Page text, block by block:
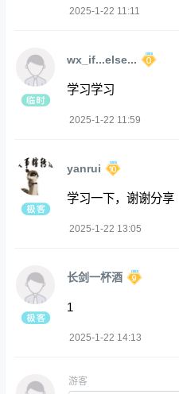
2025-1-22 11:11
wx_if...else...
学习学习
2025-1-22 11:59
yanrui
学习一下，谢谢分享
2025-1-22 13:05
长剑一杯酒
1
2025-1-22 14:13
游客